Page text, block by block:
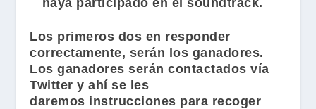
Los primeros dos en responder
correctamente, serán los ganadores.
Los ganadores serán contactados vía
Twitter y ahí se les
daremos instrucciones para recoger